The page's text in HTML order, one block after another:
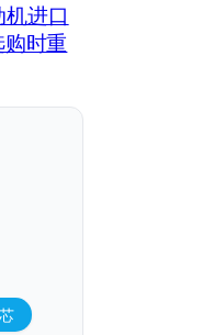
进口
购时重